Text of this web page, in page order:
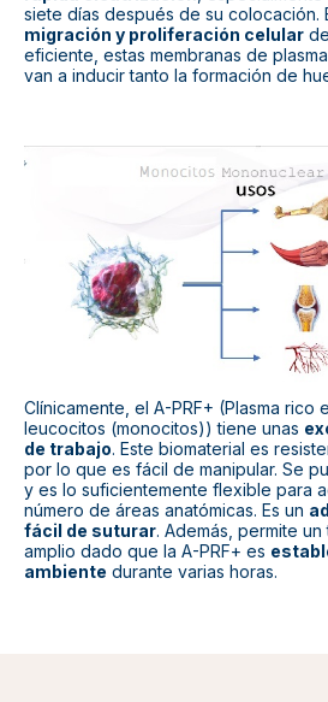
siete días después de su colocación.
migración y proliferación celular
eficiente, estas membranas de
van a inducir tanto la formación de
Clínicamente, el A-PRF+ (Plasma rico
leucocitos (monocitos)) tiene unas
de trabajo. Este biomaterial es
por lo que es fácil de manipular. Se
y es lo suficientemente flexible para
número de áreas anatómicas. Es un
fácil de suturar. Además, permite
amplio dado que la A-PRF+ es
ambiente durante varias horas.